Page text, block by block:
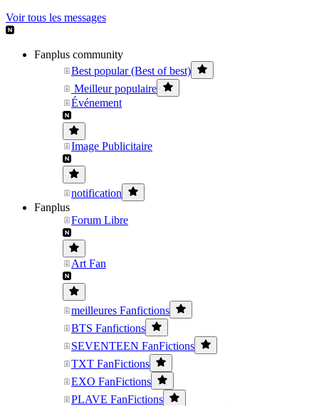
Voir tous les messages
Fanplus community
Best popular (Best of best)
Meilleur populaire
Événement
Image Publicitaire
notification
Fanplus
Forum Libre
Art Fan
meilleures Fanfictions
BTS Fanfictions
SEVENTEEN FanFictions
TXT FanFictions
EXO FanFictions
PLAVE FanFictions